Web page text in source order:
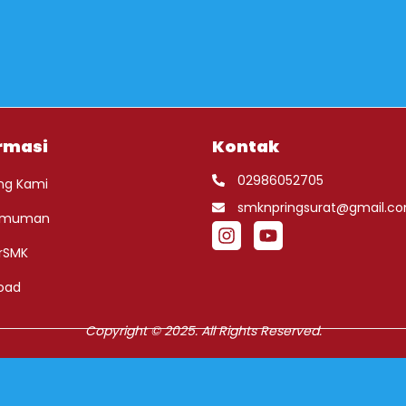
Kami
Kontak
02986052705
Copyright © 2025. All Rights Reserved.